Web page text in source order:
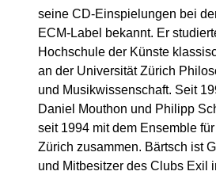
seine CD-Einspielungen bei
ECM-Label bekannt. Er
Hochschule der Künste
an der Universität Zürich
und Musikwissenschaft. Seit
Daniel Mouthon und Philipp
seit 1994 mit dem Ensemble
Zürich zusammen. Bärtsch ist
und Mitbesitzer des Clubs Exil